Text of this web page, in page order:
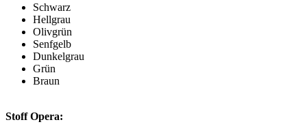
Schwarz
Hellgrau
Olivgrün
Senfgelb
Dunkelgrau
Grün
Braun
Stoff Opera: